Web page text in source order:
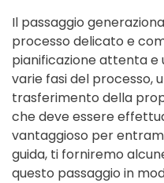
Il passaggio
processo delicato e
pianificazione attenta
varie fasi del processo,
trasferimento della
che deve essere
vantaggioso per
guida, ti forniremo
questo passaggio in